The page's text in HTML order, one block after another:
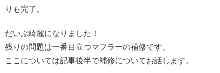
りも完了。
だいぶ綺麗になりました！
残りの問題は一番目立つマフラーの補修です。
ここについては記事後半で補修についてお話します。